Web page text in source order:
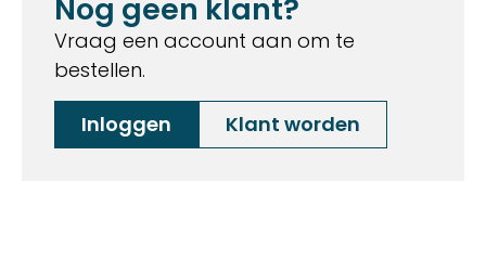
Nog geen klant?
Vraag een account aan om te
bestellen.
Inloggen
Klant worden